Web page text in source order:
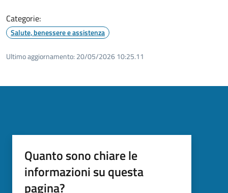
Categorie:
Salute, benessere e assistenza
Ultimo aggiornamento: 20/05/2026 10:25.11
Quanto sono chiare le
informazioni su questa
pagina?